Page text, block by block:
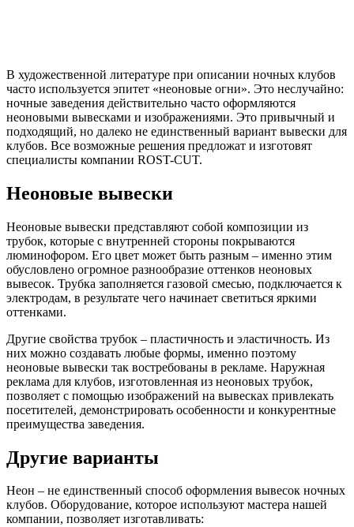
В художественной литературе при описании ночных клубов
часто используется эпитет «неоновые огни». Это неслучайно:
ночные заведения действительно часто оформляются
неоновыми вывесками и изображениями. Это привычный и
подходящий, но далеко не единственный вариант вывески для
клубов. Все возможные решения предложат и изготовят
специалисты компании ROST-CUT.
Неоновые вывески
Неоновые вывески представляют собой композиции из
трубок, которые с внутренней стороны покрываются
люминофором. Его цвет может быть разным – именно этим
обусловлено огромное разнообразие оттенков неоновых
вывесок. Трубка заполняется газовой смесью, подключается к
электродам, в результате чего начинает светиться яркими
оттенками.
Другие свойства трубок – пластичность и эластичность. Из
них можно создавать любые формы, именно поэтому
неоновые вывески так востребованы в рекламе. Наружная
реклама для клубов, изготовленная из неоновых трубок,
позволяет с помощью изображений на вывесках привлекать
посетителей, демонстрировать особенности и конкурентные
преимущества заведения.
Другие варианты
Неон – не единственный способ оформления вывесок ночных
клубов. Оборудование, которое используют мастера нашей
компании, позволяет изготавливать: